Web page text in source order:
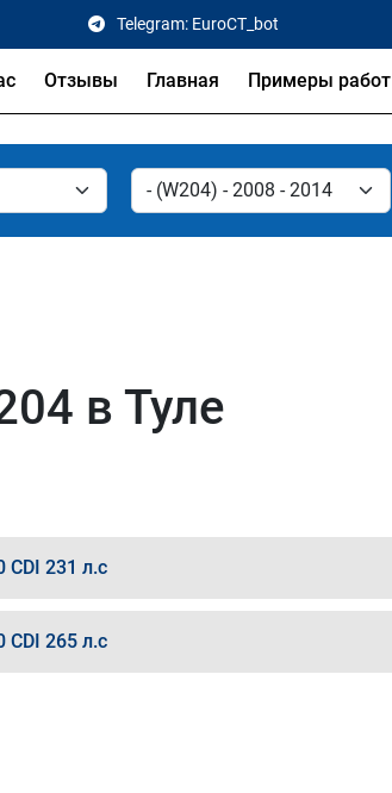
Telegram: EuroCT_bot
Отзывы Главная Примеры работ
в Туле
CDI 231 л.с
CDI 265 л.с